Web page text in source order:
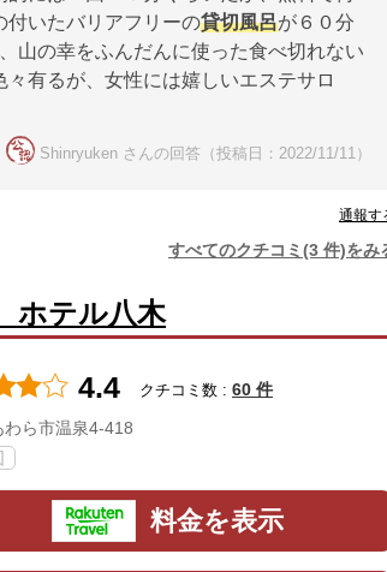
付いたバリアフリーの貸切風呂が６０分
山の幸をふんだんに使った食べ切れない
有るが、女性には嬉しいエステサロ
Shinryuken さんの回答（投稿日：2022/11/11）
通報す
すべてのクチコミ(3 件)をみ
テル八木
4.4 クチコミ数 : 60 件
わら市温泉4-418
料金を表示